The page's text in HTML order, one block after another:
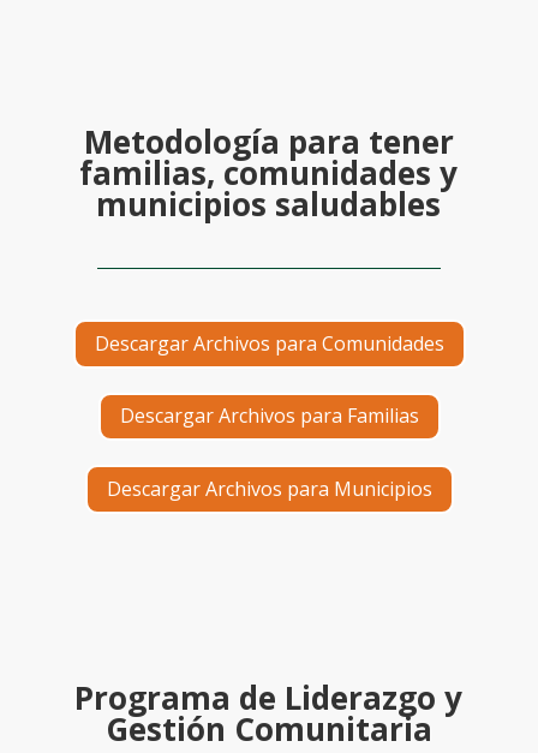
Metodología para tener
familias, comunidades y
municipios saludables
Descargar Archivos para Comunidades
Descargar Archivos para Familias
Descargar Archivos para Municipios
Programa de Liderazgo y
Gestión Comunitaria